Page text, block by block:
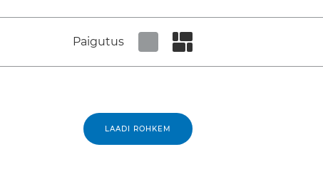
Paigutus
LAADI ROHKEM